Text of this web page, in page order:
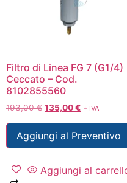
Filtro di Linea FG 7 (G1/4)
Ceccato – Cod.
8102855560
193,00€ 135,00€ + IVA
Aggiungi al Preventivo
Aggiungi al